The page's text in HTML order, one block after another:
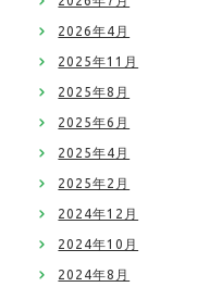
2026年4月
2025年11月
2025年8月
2025年6月
2025年4月
2025年2月
2024年12月
2024年10月
2024年8月